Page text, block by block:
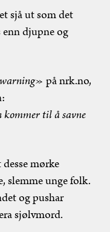
sjå ut som det
enn djupne og
på nrk.no,
til å savne
mørke
slemme unge folk.
og pushar
sjølvmord.